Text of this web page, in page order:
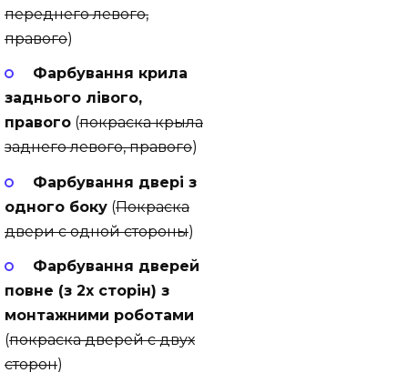
переднего левого,
правого)
Фарбування крила
заднього лівого,
правого (покраска крыла
заднего левого, правого)
Фарбування двері з
одного боку (Покраска
двери с одной стороны)
Фарбування дверей
повне (з 2х сторін) з
монтажними роботами
(покраска дверей с двух
сторон)